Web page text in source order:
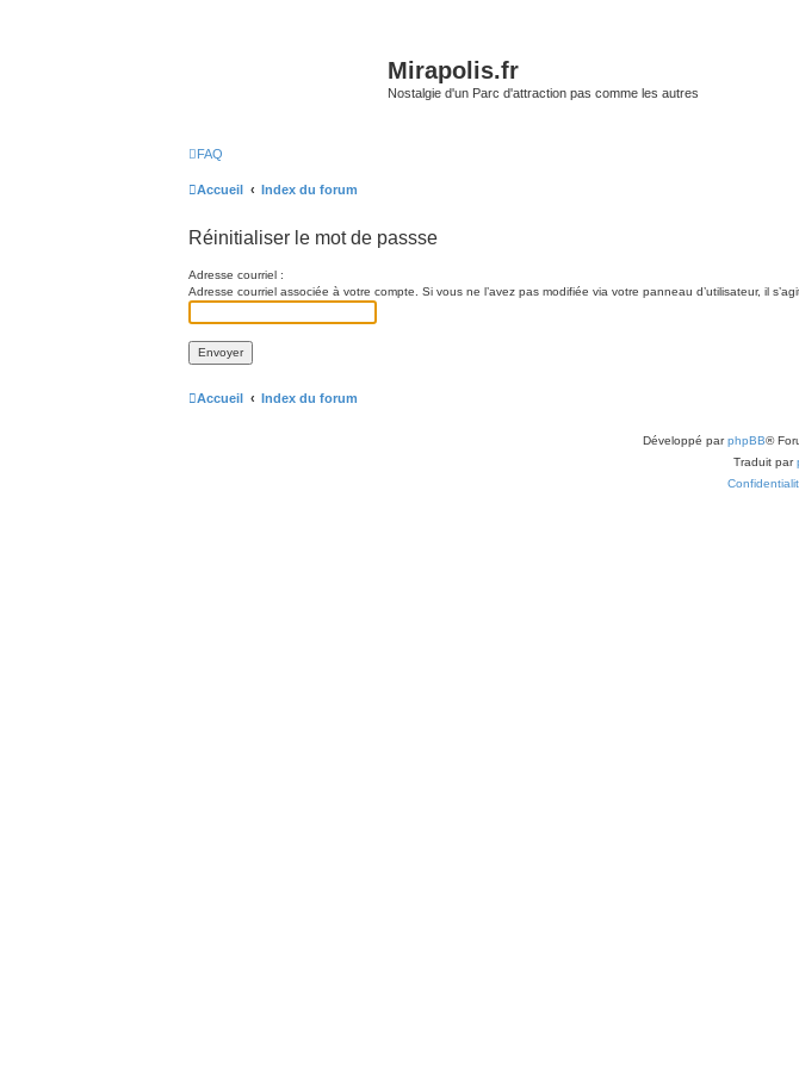
Mirapolis.fr
Nostalgie d'un Parc d'attraction pas comme les autres
FAQ
Accueil Index du forum
Réinitialiser le mot de passse
Adresse courriel :
Adresse courriel associée à votre compte. Si vous ne l’avez pas modifiée via votre panneau d’utilisateur, il
Accueil Index du forum
Développé parphpBB®
Traduit par